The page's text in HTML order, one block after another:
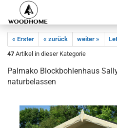
« Erster « zurück weiter »
47 Artikel in dieser Kategorie
Palmako Blockbohlenhaus
naturbelassen